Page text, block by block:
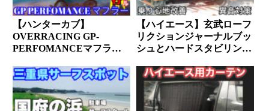
【ハンターカブ】
OVERRACING GP-
PERFOMANCEマフラー
よく走れるようになりまし
た。
【ハイエース】玄武ローフ
リクションジャーナルブッ
シュとハードスタビリンク
UPと異音対策】